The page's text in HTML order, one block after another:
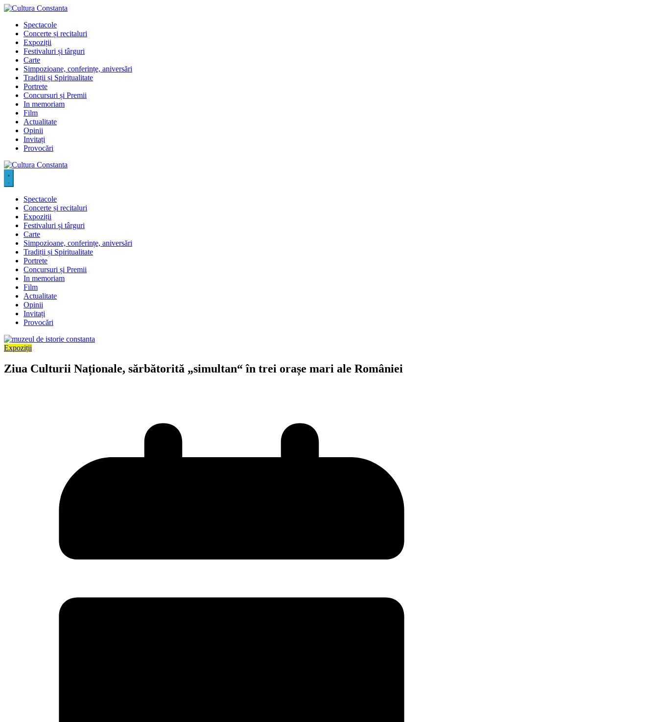
Sari
conținutSpectacole
Concerte și recitaluri
Expoziții
Festivaluri și târguri
Carte
Simpozioane, conferințe, aniversări
Tradiții și Spiritualitate
Portrete
Concursuri și Premii
In memoriam
Film
Actualitate
Opinii
Invitați
Provocări
Spectacole
Concerte și recitaluri
Expoziții
Festivaluri și târguri
Carte
Simpozioane, conferințe, aniversări
Tradiții și Spiritualitate
Portrete
Concursuri și Premii
In memoriam
Film
Actualitate
Opinii
Invitați
Provocări
Expoziții
Ziua Culturii Naționale, sărbătorită „simultan“ în trei orașe mari ale României